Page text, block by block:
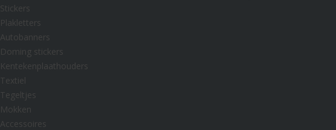
Stickers
Plakletters
Autobanners
Doming stickers
Kentekenplaathouders
Textiel
Tegeltjes
Mokken
Accessoires